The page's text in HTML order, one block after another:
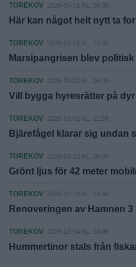
TOREKOV 2026-05-01 KL. 06:00
Här kan något helt nytt ta
TOREKOV 2026-03-21 KL. 13:00
Marsipangrisen blev
TOREKOV 2026-03-02 KL. 06:00
Vill bygga hyresrätter på
TOREKOV 2026-02-01 KL. 11:58
Bjärefågel klarar sig undan
TOREKOV 2026-01-13 KL. 06:00
Grönt ljus för 42 meter
TOREKOV 2025-12-21 KL. 14:50
Renoveringen av Hamnen 3
TOREKOV 2025-12-04 KL. 10:45
Hummertinor stals från